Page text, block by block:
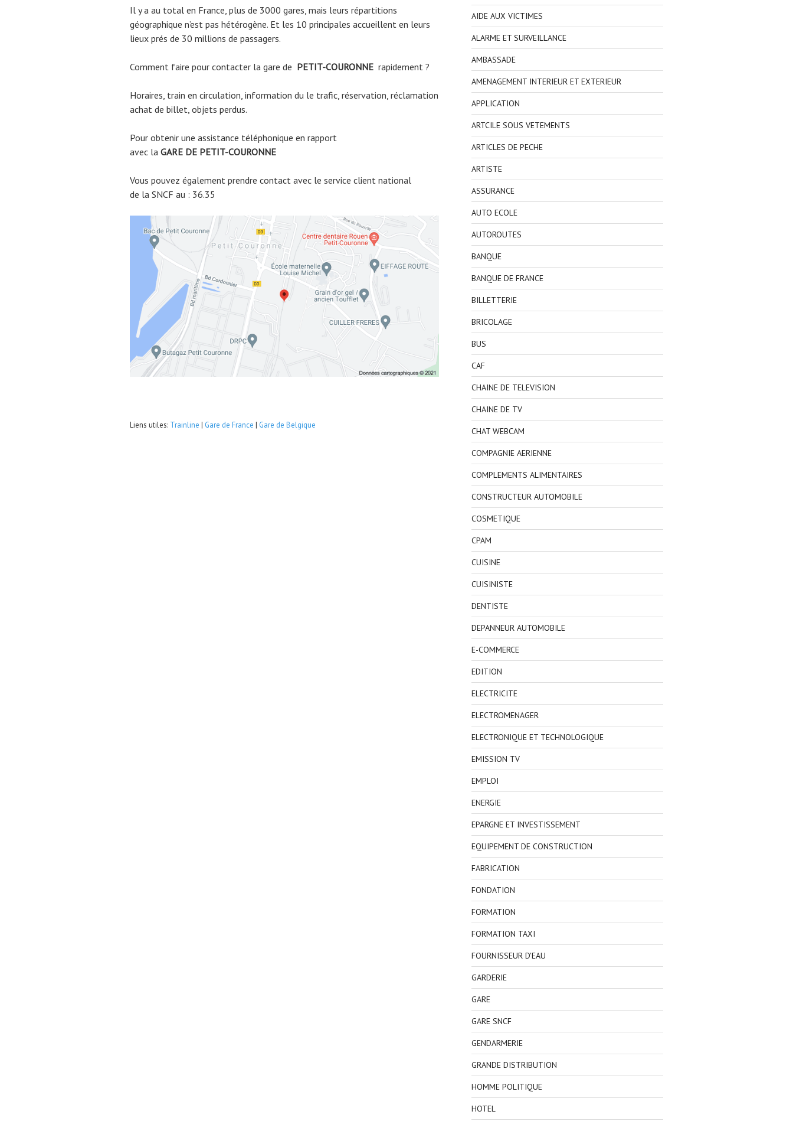
Il y a au total en France, plus de 3000 gares, mais leurs répartitions
géographique n’est pas hétérogène. Et les 10 principales accueillent en leurs
lieux prés de 30 millions de passagers.
Comment faire pour contacter la gare de PETIT-COURONNE rapidement ?
Horaires, train en circulation, information du le trafic, réservation, réclamation
achat de billet, objets perdus.
Pour obtenir une assistance téléphonique en rapport
avec la GARE DE PETIT-COURONNE
Vous pouvez également prendre contact avec le service client national
de la SNCF au : 36.35
Liens utiles: Trainline | Gare de France | Gare de Belgique
AIDE AUX VICTIMES
ALARME ET SURVEILLANCE
AMBASSADE
AMENAGEMENT INTERIEUR ET EXTERIEUR
APPLICATION
ARTCILE SOUS VETEMENTS
ARTICLES DE PECHE
ARTISTE
ASSURANCE
AUTO ECOLE
AUTOROUTES
BANQUE
BANQUE DE FRANCE
BILLETTERIE
BRICOLAGE
BUS
CAF
CHAINE DE TELEVISION
CHAINE DE TV
CHAT WEBCAM
COMPAGNIE AERIENNE
COMPLEMENTS ALIMENTAIRES
CONSTRUCTEUR AUTOMOBILE
COSMETIQUE
CPAM
CUISINE
CUISINISTE
DENTISTE
DEPANNEUR AUTOMOBILE
E-COMMERCE
EDITION
ELECTRICITE
ELECTROMENAGER
ELECTRONIQUE ET TECHNOLOGIQUE
EMISSION TV
EMPLOI
ENERGIE
EPARGNE ET INVESTISSEMENT
EQUIPEMENT DE CONSTRUCTION
FABRICATION
FONDATION
FORMATION
FORMATION TAXI
FOURNISSEUR D'EAU
GARDERIE
GARE
GARE SNCF
GENDARMERIE
GRANDE DISTRIBUTION
HOMME POLITIQUE
HOTEL